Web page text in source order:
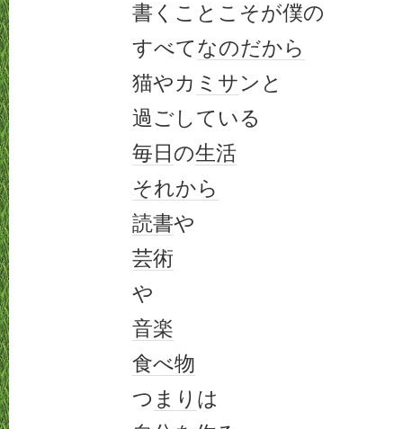
書くことこそが僕の
すべてなのだから
猫やカ ミサンと
過ごしている
毎日 の生活
それから
読書や
芸術
や
音楽
食べ物
つ まり は